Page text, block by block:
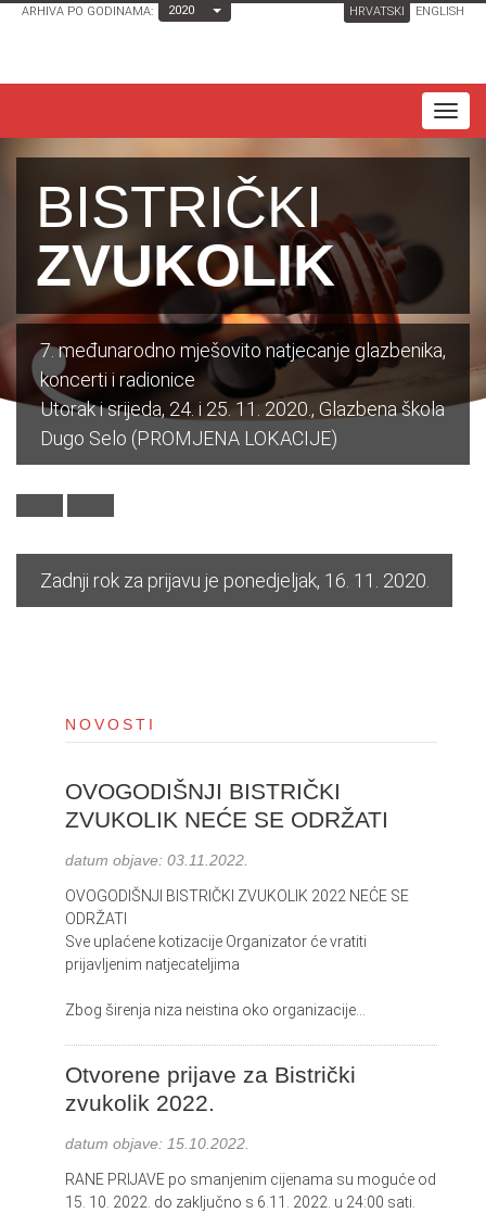
ARHIVA PO GODINAMA: 2020 Toggle Dropdown HRVATSKI ENGLISH
T
a
g
t
n
BISTRIČKI
ZVUKOLIK
7. međunarodno mješovito natjecanje glazbenika,
koncerti i radionice
Utorak i srijeda, 24. i 25. 11. 2020., Glazbena škola
Dugo Selo (PROMJENA LOKACIJE)
Zadnji rok za prijavu je ponedjeljak, 16. 11. 2020.
NOVOSTI
OVOGODIŠNJI BISTRIČKI
ZVUKOLIK NEĆE SE ODRŽATI
datum objave: 03.11.2022.
OVOGODIŠNJI BISTRIČKI ZVUKOLIK 2022 NEĆE SE
ODRŽATI
Sve uplaćene kotizacije Organizator će vratiti
prijavljenim natjecateljima
Zbog širenja niza neistina oko organizacije...
Otvorene prijave za Bistrički
zvukolik 2022.
datum objave: 15.10.2022.
RANE PRIJAVE po smanjenim cijenama su moguće od
15. 10. 2022. do zaključno s 6.11. 2022. u 24:00 sati.